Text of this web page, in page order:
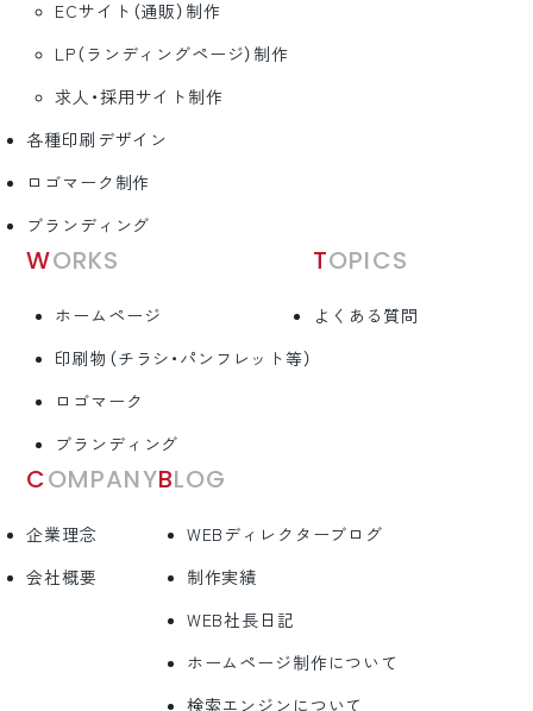
ECサイト（通販）制作
LP（ランディングページ）制作
求人・採用サイト制作
各種印刷デザイン
ロゴマーク制作
ブランディング
WORKS
ホームページ
印刷物（チラシ・パンフレット等）
ロゴマーク
ブランディング
TOPICS
よくある質問
COMPANY
企業理念
会社概要
BLOG
WEBディレクターブログ
制作実績
WEB社長日記
ホームページ制作について
検索エンジンについて